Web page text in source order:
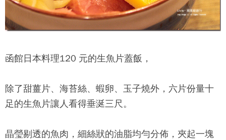
函館日本料理120 元的生魚片蓋飯，
除了甜薑片、海苔絲、蝦卵、玉子燒外，六片份量十
足的生魚片讓人看得垂涎三尺。
晶瑩剔透的魚肉，細絲狀的油脂均勻分佈，夾起一塊